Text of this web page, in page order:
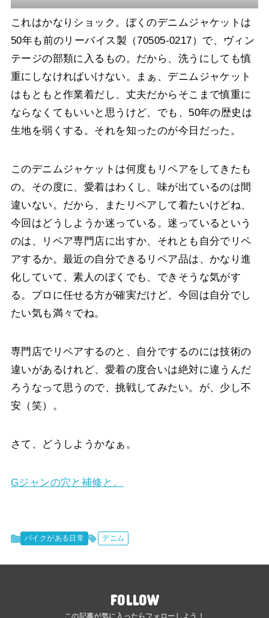
これはかなりショック。ぼくのデニムジャケットは
50年も前のリーバイス製（70505-0217）で、ヴィン
テージの部類に入るもの。だから、洗うにしても慎
重にしなければいけない。まぁ、デニムジャケット
はもともと作業着だし、丈夫だからそこまで慎重に
ならなくてもいいと思うけど、でも、50年の歴史は
生地を弱くする。それを知ったのが今日だった。
このデニムジャケットは何度もリペアをしてきたも
の。その度に、愛着はわくし、味が出ているのは間
違いない。だから、またリペアして着たいけどね、
今回はどうしようか迷っている。迷っているという
のは、リペア専門店に出すか、それとも自分でリペ
アするか。最近の自分できるリペア品は、かなり進
化していて、素人のぼくでも、できそうな気がす
る。プロに任せる方が確実だけど、今回は自分でし
たい気も満々でね。
専門店でリペアするのと、自分でするのには技術の
違いがあるけれど、愛着の度合いは絶対に違うんだ
ろうなって思うので、挑戦してみたい。が、少し不
安（笑）。
さて、どうしようかなぁ。
Gジャンの穴と補修と。
バイクがある日常 デニム
FOLLOW